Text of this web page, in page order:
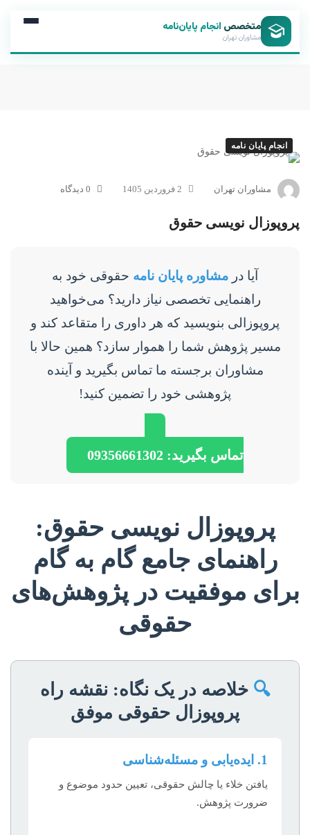
متخصص انجام پایان‌نامه
مشاوران تهران
انجام پایان نامه
مشاوران تهران 2 فروردین 1405 0 دیدگاه
پروپوزال نویسی حقوق
آیا در مشاوره پایان نامه حقوقی خود به
راهنمایی تخصصی نیاز دارید؟ می‌خواهید
پروپوزالی بنویسید که هر داوری را متقاعد کند و
مسیر پژوهش شما را هموار سازد؟ همین حالا با
مشاوران برجسته ما تماس بگیرید و آینده
پژوهشی خود را تضمین کنید!
تماس بگیرید: 09356661302
پروپوزال نویسی حقوق:
راهنمای جامع گام به گام
برای موفقیت در پژوهش‌های
حقوقی
🔍 خلاصه در یک نگاه: نقشه راه
پروپوزال حقوقی موفق
1. ایده‌یابی و مسئله‌شناسی
یافتن خلاء یا چالش حقوقی، تعیین حدود موضوع و
ضرورت پژوهش.